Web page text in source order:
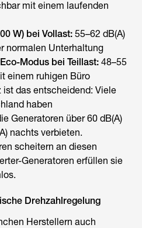
mit einem laufenden
W) bei Vollast: 55–62 dB(A)
normalen Unterhaltung
Modus bei Teillast: 48–55
einem ruhigen Büro
das entscheidend: Viele
haben
Generatoren über 60 dB(A)
nachts verbieten.
scheitern an diesen
Generatoren erfüllen sie
Drehzahlregelung
Herstellern auch